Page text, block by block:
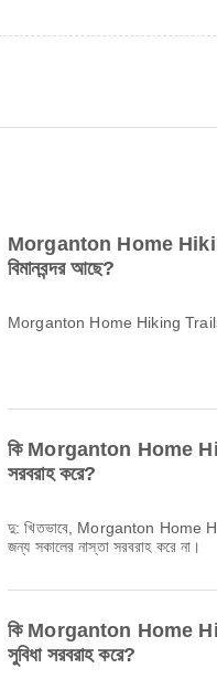
Morganton Home
বিমানবন্দর আছে?
Morganton Home Hiking Trails
কি Morganton Home
সরবরাহ করে?
দু: খিতভাবে, Morganton Home
জন্য সকালের নাস্তা সরবরাহ করে না।
কি Morganton Home
সুবিধা সরবরাহ করে?